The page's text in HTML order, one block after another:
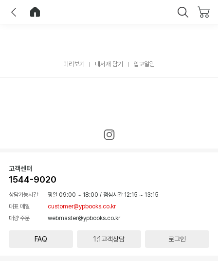
미리보기 내서재 담기 입고알림
고객센터
1544-9020
상담가능시간 평일 09:00 ~ 18:00 / 점심시간 12:15 ~ 13:15
대표 메일
customer@ypbooks.co.kr
대량 주문
webmaster@ypbooks.co.kr
FAQ 1:1고객상담 로그인